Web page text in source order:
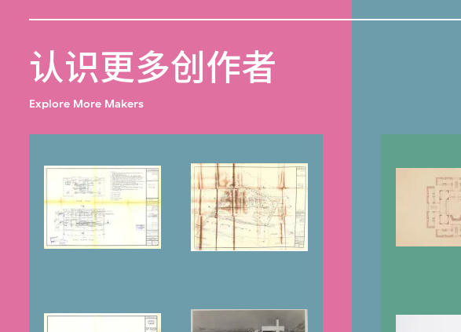
认识更多创作者
Explore More Makers